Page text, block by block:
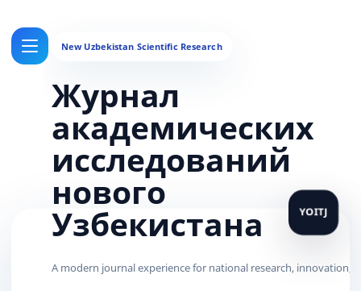
Журнал
академических
исследований
нового
Узбекистана